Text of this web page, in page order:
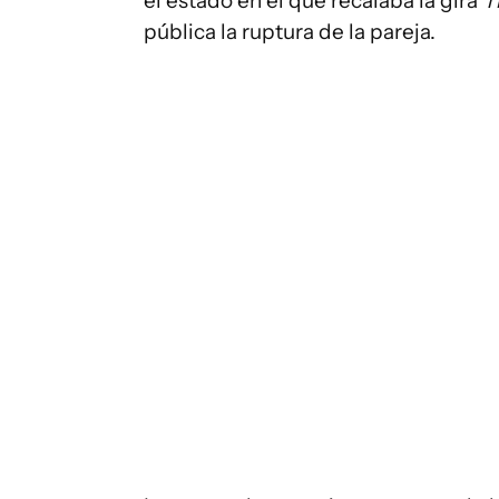
pública la ruptura de la pareja.